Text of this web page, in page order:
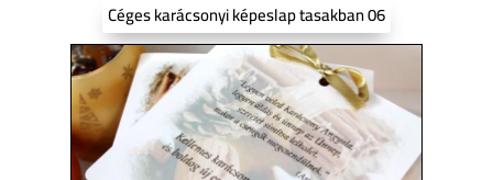
Céges karácsonyi képeslap tasakban 06